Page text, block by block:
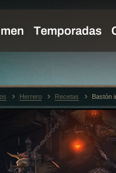
Herrero Recetas Bastón